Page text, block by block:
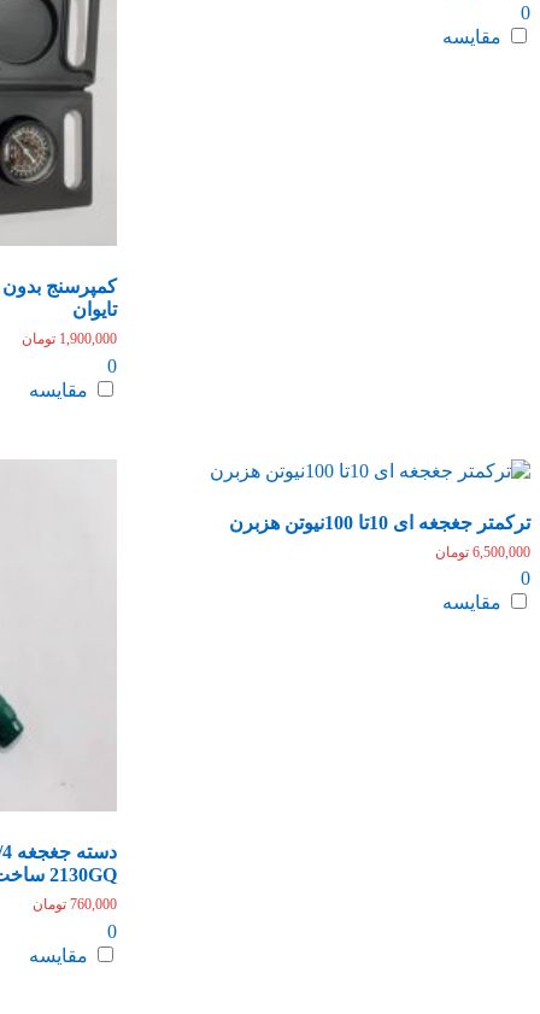
0
مقایسه
کمپرسنج
تایوان
1,900,000 تومان
0
مقایسه
ترکمتر جغجغه ای 10تا 100نیوتن هزبرن
6,500,000 تومان
0
مقایسه
2130GQ ساخت تایوان
760,000 تومان
0
مقایسه